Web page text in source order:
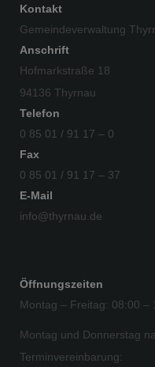
Kontakt
Gemeindeverwaltung
Anschrift
Hofmarkstraße 18
94136 Thyrnau
Telefon
0 85 01 / 91 17 – 0
Fax
0 85 01 / 91 17 – 37
E-Mail
info@thyrnau.de
Öffnungszeiten
Montag – Freitag: 08:00 –
Montag und Donnerstag
Terminvereinbarung: